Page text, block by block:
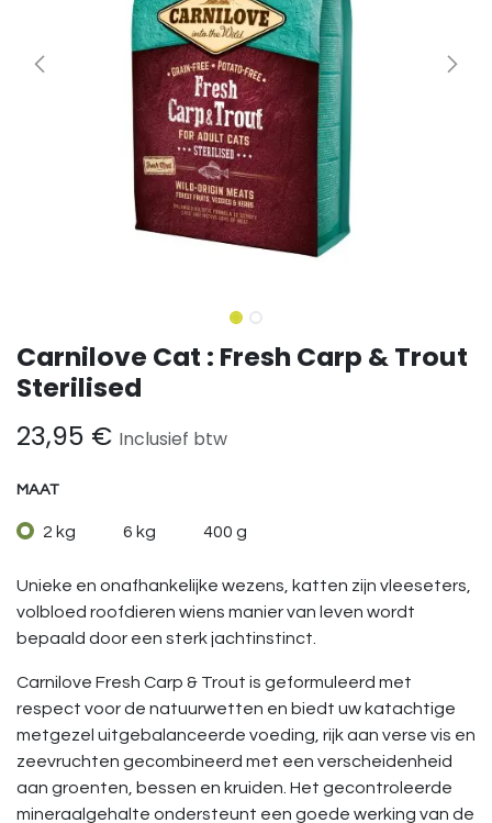
Carnilove Cat : Fresh Carp & Trout
Sterilised
23,95 € Inclusief btw
MAAT
2 kg 6 kg 400 g
Unieke en onafhankelijke wezens, katten zijn vleeseters,
volbloed roofdieren wiens manier van leven wordt
bepaald door een sterk jachtinstinct.
Carnilove Fresh Carp & Trout is geformuleerd met
respect voor de natuurwetten en biedt uw katachtige
metgezel uitgebalanceerde voeding, rijk aan verse vis en
zeevruchten gecombineerd met een verscheidenheid
aan groenten, bessen en kruiden. Het gecontroleerde
mineraalgehalte ondersteunt een goede werking van de